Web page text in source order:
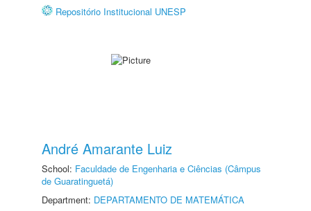
Repositório Institucional UNESP
André Amarante Luiz
School: Faculdade de Engenharia e Ciências (Câmpus
de Guaratinguetá)
Department: DEPARTAMENTO DE MATEMÁTICA